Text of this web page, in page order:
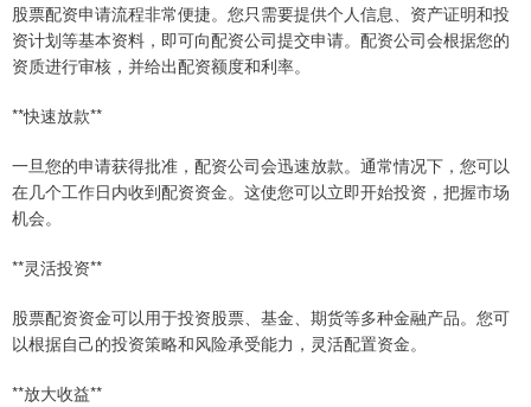
股票配资申请流程非常便捷。您只需要提供个人信息、资产证明和投
资计划等基本资料，即可向配资公司提交申请。配资公司会根据您的
资质进行审核，并给出配资额度和利率。
**快速放款**
一旦您的申请获得批准，配资公司会迅速放款。通常情况下，您可以
在几个工作日内收到配资资金。这使您可以立即开始投资，把握市场
机会。
**灵活投资**
股票配资资金可以用于投资股票、基金、期货等多种金融产品。您可
以根据自己的投资策略和风险承受能力，灵活配置资金。
**放大收益**